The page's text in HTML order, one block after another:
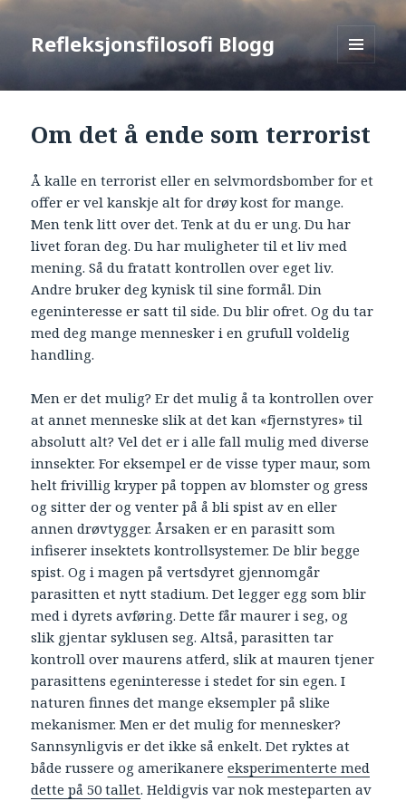
Refleksjonsfilosofi Blogg
Om det å ende som terrorist
Å kalle en terrorist eller en selvmordsbomber for et
offer er vel kanskje alt for drøy kost for mange.
Men tenk litt over det. Tenk at du er ung. Du har
livet foran deg. Du har muligheter til et liv med
mening. Så du fratatt kontrollen over eget liv.
Andre bruker deg kynisk til sine formål. Din
egeninteresse er satt til side. Du blir ofret. Og du tar
med deg mange mennesker i en grufull voldelig
handling.
Men er det mulig? Er det mulig å ta kontrollen over
at annet menneske slik at det kan «fjernstyres» til
absolutt alt? Vel det er i alle fall mulig med diverse
innsekter. For eksempel er de visse typer maur, som
helt frivillig kryper på toppen av blomster og gress
og sitter der og venter på å bli spist av en eller
annen drøvtygger. Årsaken er en parasitt som
infiserer insektets kontrollsystemer. De blir begge
spist. Og i magen på vertsdyret gjennomgår
parasitten et nytt stadium. Det legger egg som blir
med i dyrets avføring. Dette får maurer i seg, og
slik gjentar syklusen seg. Altså, parasitten tar
kontroll over maurens atferd, slik at mauren tjener
parasittens egeninteresse i stedet for sin egen. I
naturen finnes det mange eksempler på slike
mekanismer. Men er det mulig for mennesker?
Sannsynligvis er det ikke så enkelt. Det ryktes at
både russere og amerikanereeksperimenterte med
dette på 50 tallet. Heldigvis var nok mesteparten av